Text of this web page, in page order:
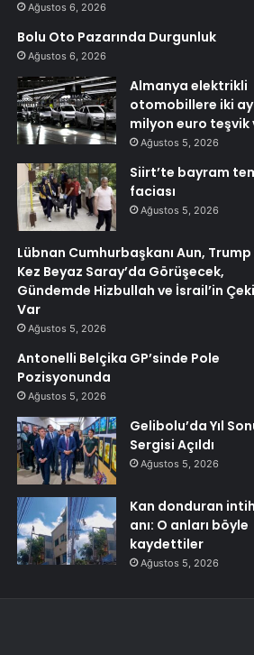
Ağustos 6, 2026
Bolu Oto Pazarında Durgunluk
Ağustos 6, 2026
Almanya elektrikli
otomobillere iki
milyon euro teşvik
Ağustos 5, 2026
Siirt’te bayram
faciası
Ağustos 5, 2026
Lübnan Cumhurbaşkanı Aun, Trump
Kez Beyaz Saray’da Görüşecek,
Gündemde Hizbullah ve İsrail’in
Var
Ağustos 5, 2026
Antonelli Belçika GP’sinde Pole
Pozisyonunda
Ağustos 5, 2026
Gelibolu’da Yıl
Sergisi Açıldı
Ağustos 5, 2026
Kan donduran
anı: O anları böyle
kaydettiler
Ağustos 5, 2026